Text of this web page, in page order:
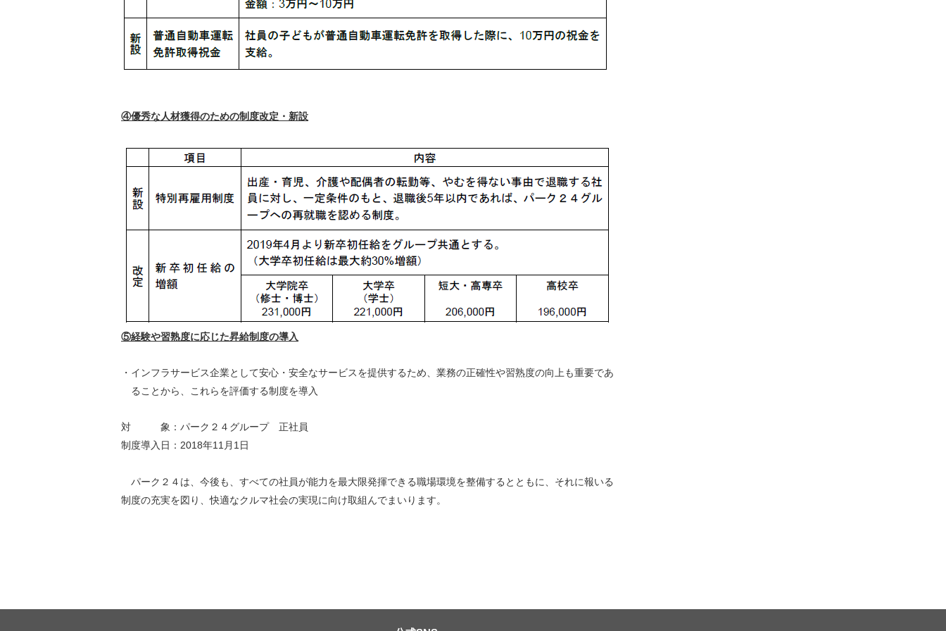
④優秀な人材獲得のための制度改定・新設
⑤経験や習熟度に応じた昇給制度の導入
・ インフラサービス企業として安心・安全なサービスを提供するため、業務の正確性や習熟度の向上も重要であ
ることから、これらを評価する制度を導入
対 象：パーク２４グループ 正社員
制度導入日：2018年11月1日
パーク２４は、今後も、すべての社員が能力を最大限発揮できる職場環境を整備するとともに、それに報いる
制度の充実を図り、快適なクルマ社会の実現に向け取組んでまいります。